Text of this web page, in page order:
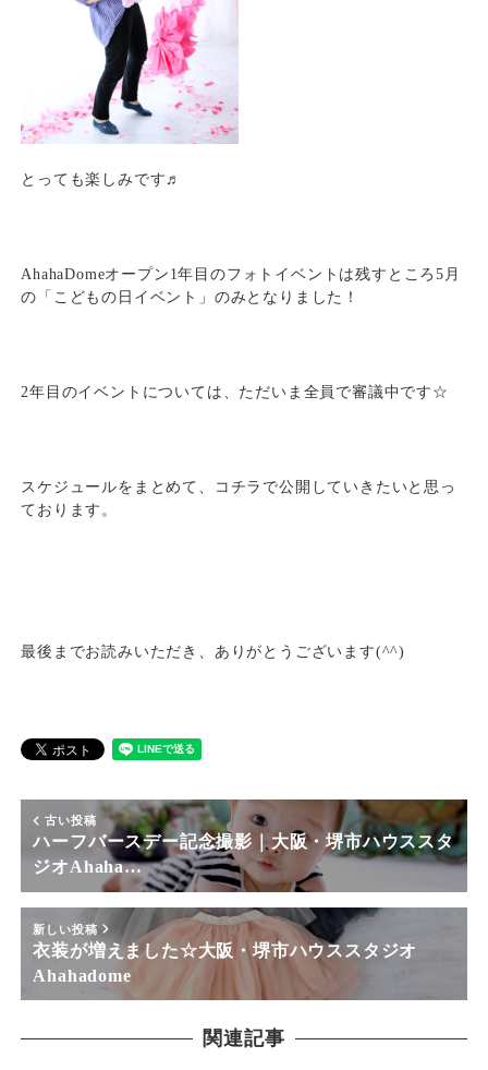
とっても楽しみです♬
AhahaDomeオープン1年目のフォトイベントは残すところ5月
の「こどもの日イベント」のみとなりました！
2年目のイベントについては、ただいま全員で審議中です☆
スケジュールをまとめて、コチラで公開していきたいと思っ
ております。
最後までお読みいただき、ありがとうございます(^^)
古い投稿
ハーフバースデー記念撮影｜大阪・堺市ハウススタ
ジオAhaha…
新しい投稿
衣装が増えました☆大阪・堺市ハウススタジオ
Ahahadome
関連記事